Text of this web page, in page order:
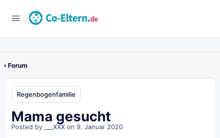
‹ Forum
Regenbogenfamilie
Mama gesucht
Posted by ___XXX on 9. Januar 2020